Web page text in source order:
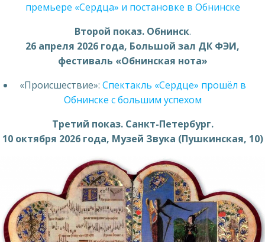
премьере «Сердца» и постановке в Обнинске
Второй показ. Обнинск.
26 апреля 2026 года, Большой зал ДК ФЭИ,
фестиваль «Обнинская нота»
«Происшествие»: Спектакль «Сердце» прошёл в
Обнинске с большим успехом
Третий показ. Санкт-Петербург.
10 октября 2026 года, Музей Звука (Пушкинская, 10)